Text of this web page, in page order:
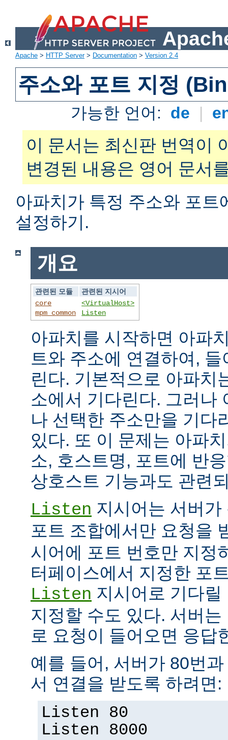
Apache > HTTP Server> Documentation > Version 2.4
주소와 포트 지정
가능한 언어: de |
이 문서는 최신판 번역이
변경된 내용은 영어 문서
아파치가 특정 주소와 포트
설정하기.
개요
관련된 모듈
관련된 지시어
core
mpm_common
<VirtualHost>
Listen
아파치를 시작하면 아파
트와 주소에 연결하여,
린다. 기본적으로 아파치
소에서 기다린다. 그러나
나 선택한 주소만을 기다
있다. 또 이 문제는 아파
소, 호스트명, 포트에 반
상호스트 기능과도 관련
Listen 지시어는 서버
포트 조합에서만 요청을
시어에 포트 번호만 지정
터페이스에서 지정한 포
Listen 지시어로 기다
지정할 수도 있다. 서버
로 요청이 들어오면 응답
예를 들어, 서버가 80번
서 연결을 받도록 하려면:
Listen 80
Listen 8000